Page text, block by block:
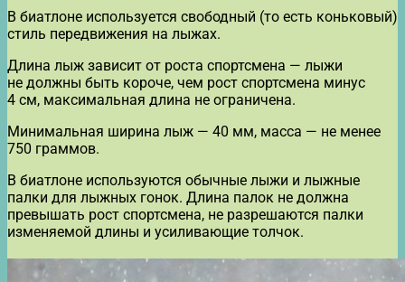
В биатлоне используется свободный (то есть коньковый)
стиль передвижения на лыжах.
Длина лыж зависит от роста спортсмена — лыжи
не должны быть короче, чем рост спортсмена минус
4 см, максимальная длина не ограничена.
Минимальная ширина лыж — 40 мм, масса — не менее
750 граммов.
В биатлоне используются обычные лыжи и лыжные
палки для лыжных гонок. Длина палок не должна
превышать рост спортсмена, не разрешаются палки
изменяемой длины и усиливающие толчок.